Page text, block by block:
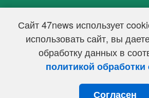
Сайт 47news использует
использовать сайт, вы
обработку данных в
политикой
Согласен
47 новостей (47 news)2005 — 2026 г.
Свидетельство о регистрации СМИ Эл №
Федеральной службой по надзору в сфере
информационных технологий и массовых